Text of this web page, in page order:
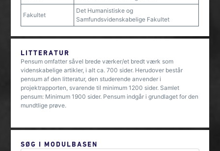
Fakultet
Det Humanistiske og
Samfundsvidenskabelige Fakultet
LITTERATUR
Pensum omfatter såvel brede værker/et bredt værk som
videnskabelige artikler, i alt ca. 700 sider. Herudover består
pensum af den litteratur, den studerende anvender i
projektrapporten, svarende til minimum 1200 sider. Samlet
pensum: Minimum 1900 sider. Pensum indgår i grundlaget for den
mundtlige prøve.
SØG I MODULBASEN